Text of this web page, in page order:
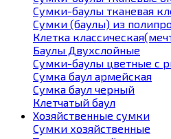
Сумки-баулы тканевая
Сумки (баулы) из
Клетка
Баулы Двухслойные
Сумки-баулы цветные с
Сумка баул армейская
Сумка баул черный
Клетчатый баул
Хозяйственные сумки
Сумки хозяйственные